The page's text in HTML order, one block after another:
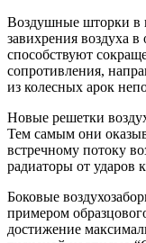
Воздушные шторки в
завихрения воздуха
способствуют
сопротивления,
из колесных арок
Новые решетки
Тем самым они
встречному потоку
радиаторы от ударов
Боковые
примером
достижение